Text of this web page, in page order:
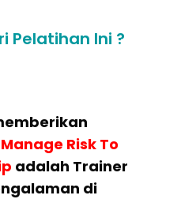
Pelatihan Ini ?
Manage Risk To
adalah Trainer
di